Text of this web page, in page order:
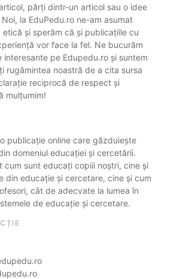
părți dintr-un articol sau o idee
la EduPedu.ro ne-am asumat
și sperăm că și publicațiile cu
vor face la fel. Ne bucurăm
pe Edupedu.ro și suntem
rugămintea noastră de a cita sursa
reciprocă de respect și
mulțumim!
publicație online care găzduiește
domeniul educației și cercetării.
cum sunt educați copiii noștri, cine și
din educație și cercetare, cine și cum
cât de adecvate la lumea în
de educație și cercetare.